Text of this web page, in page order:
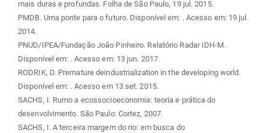
mais duras e profundas. Folha de São Paulo, 19 jul. 2015.
PMDB. Uma ponte para o futuro. Disponível em: . Acesso em: 19 jul.
2014.
PNUD/IPEA/Fundação João Pinheiro. Relatório Radar IDH-M.
Disponível em: . Acesso em: 13 jun. 2017.
RODRIK, D. Premature deindustrialization in the developing world.
Disponível em: . Acesso em 13 set. 2015.
SACHS, I. Rumo a ecossocioeconomia: teoria e prática do
desenvolvimento. São Paulo: Cortez, 2007.
SACHS, I. A terceira margem do rio: em busca do